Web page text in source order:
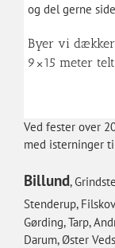
og del gerne
Byer vi dækker
9×15 meter telt
Ved fester over
med isterninger
Billund,
Stenderup,
Gørding, Tarp,
Darum, Øster